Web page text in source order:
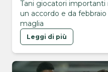
Tani giocatori
un accordo e da
maglia
Leggi di più